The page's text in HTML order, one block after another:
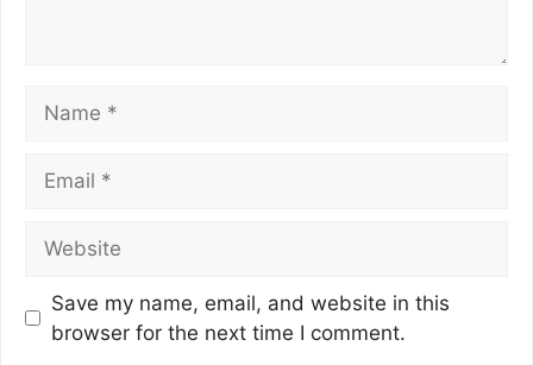
Save my name, email, and website in this
browser for the next time I comment.